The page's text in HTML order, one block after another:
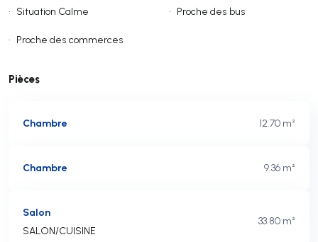
• Situation Calme • Proche des bus
• Proche des commerces
Pièces
Chambre 12.70 m²
Chambre 9.36 m²
Salon
SALON/CUISINE
33.80 m²